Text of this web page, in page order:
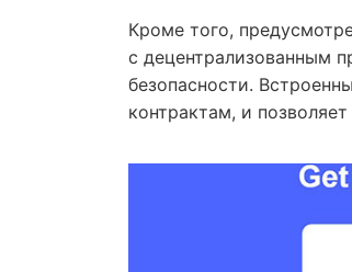
Кроме того,
с децентрализованным
безопасности.
контрактам, и